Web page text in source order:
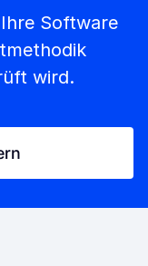
Software
wird.